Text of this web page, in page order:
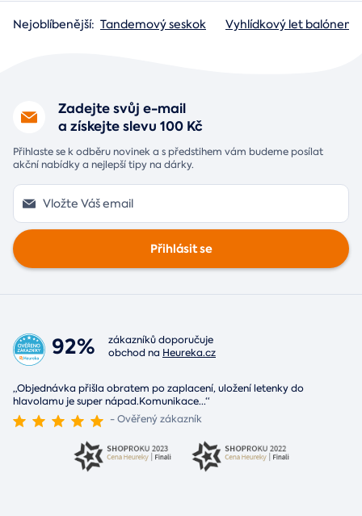
Nejoblíbenější: Tandemový seskok Vyhlídkový let balónem
Zadejte svůj e-mail
a získejte slevu 100 Kč
Přihlaste se k odběru novinek a s předstihem vám budeme posílat
akční nabídky a nejlepší tipy na dárky.
Přihlásit se
92%
zákazníků doporučuje
obchod na Heureka.cz
„Objednávka přišla obratem po zaplacení, uložení letenky do
hlavolamu je super nápad.Komunikace...“
- Ověřený zákazník